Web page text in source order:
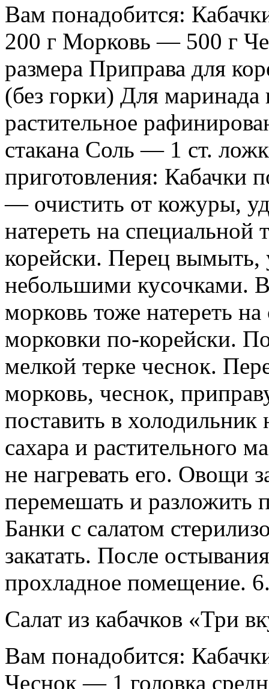
Вам понадобится:
200 г Морковь — 500 г
размера Приправа для
(без горки) Для маринада
растительное
стакана Соль — 1 ст.
приготовления: Кабачки
— очистить от кожуры,
натереть на
корейски. Перец вымыть,
небольшими
морковь тоже натереть
морковки по-корейски.
мелкой терке чеснок.
морковь, чеснок,
поставить в холодильник
сахара и растительного
не нагревать его. Овощи
перемешать и разложить
Банки с салатом
закатать. После
прохладное помещение.
Салат из кабачков «Три
Вам понадобится:
Чеснок — 1 головка